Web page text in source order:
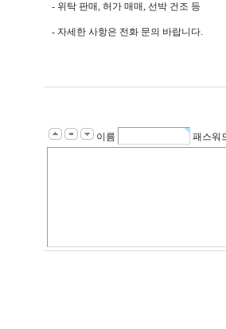
- 위탁 판매, 허가 매매, 선박 건조 등
- 자세한 사항은 전화 문의 바랍니다.
이름 패스워